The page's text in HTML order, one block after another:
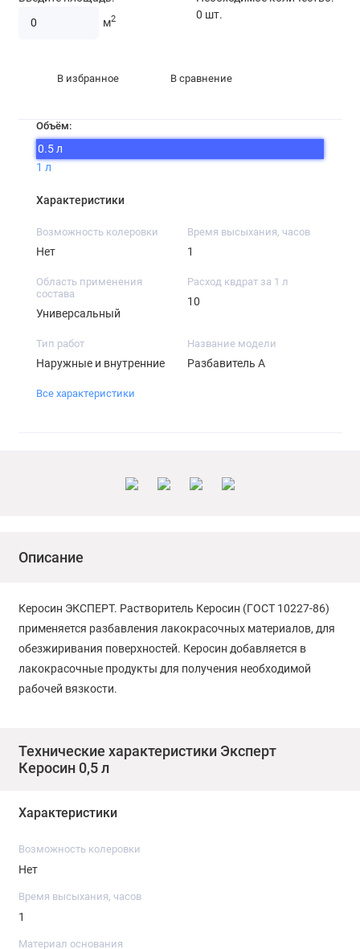
м2
0 шт.
В избранное В сравнение
Объём:
0.5 л
1 л
Характеристики
Возможность колеровки
Нет
Время высыхания, часов
1
Область применения
состава
Универсальный
Расход квдрат за 1 л
10
Тип работ
Наружные и внутренние
Название модели
Разбавитель А
Все характеристики
Описание
Керосин ЭКСПЕРТ. Растворитель Керосин (ГОСТ 10227-86)
применяется разбавления лакокрасочных материалов, для
обезжиривания поверхностей. Керосин добавляется в
лакокрасочные продукты для получения необходимой
рабочей вязкости.
Технические характеристики Эксперт
Керосин 0,5 л
Характеристики
Возможность колеровки
Нет
Время высыхания, часов
1
Материал основания